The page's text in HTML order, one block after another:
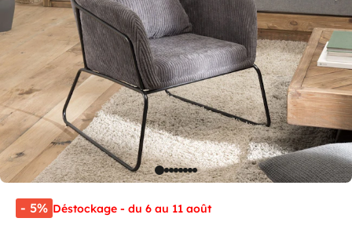
- 5% Déstockage - du 6 au 11 août